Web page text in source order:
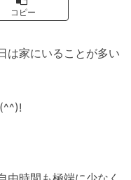
コピー
は家にいることが多い